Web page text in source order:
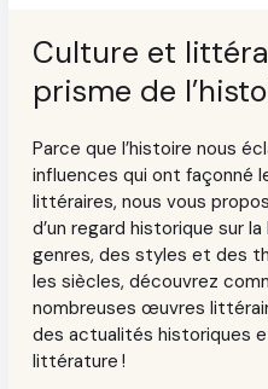
Culture et
prisme de
Parce que l’histoire nous
influences qui ont façonné
littéraires, nous vous
d’un regard historique sur
genres, des styles et des
les siècles, découvrez
nombreuses œuvres
des actualités historiques
littérature !